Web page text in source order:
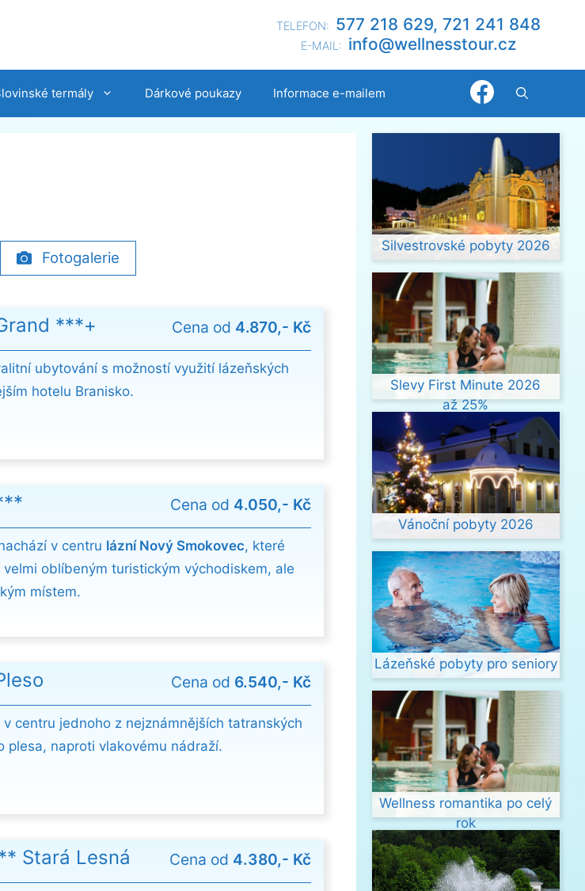
TELEFON: 577 218 629, 721 241 848
E-MAIL: zc.ru
otsse
nllew
@ofni
termály Dárkové poukazy Informace e-mailem
Fotogalerie
***+
ubytování s možností využití lázeňských
hotelu Branisko.
Cena od 4.870,- Kč
v centru lázní Nový Smokovec, které
oblíbeným turistickým východiskem, ale
místem.
Cena od 4.050,- Kč
v centru jednoho z nejznámnějších tatranských
plesa, naproti vlakovému nádraží.
Cena od 6.540,- Kč
Stará Lesná Cena od 4.380,- Kč
Silvestrovské pobyty 2026
Slevy First Minute 2026
až 25%
Vánoční pobyty 2026
Lázeňské pobyty pro seniory
Wellness romantika po celý
rok